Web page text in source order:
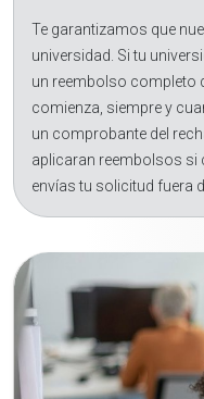
Te garantizamos que
universidad. Si tu
un reembolso completo
comienza, siempre y
un comprobante del
aplicaran reembolsos
envías tu solicitud fuera